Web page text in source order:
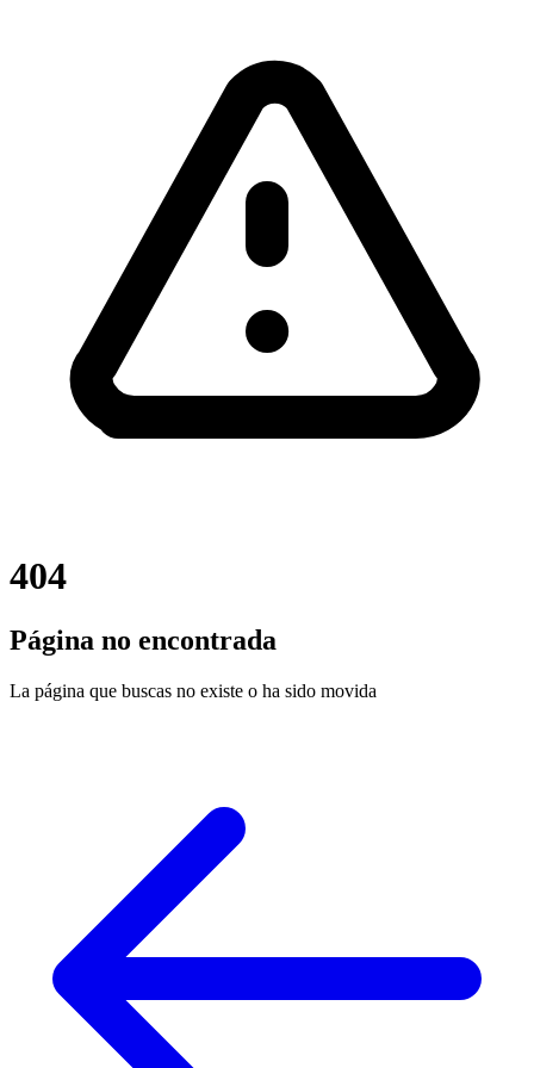
404
Página no encontrada
La página que buscas no existe o ha sido movida